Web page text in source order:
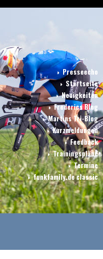
Presseecho
Startseite
Neuigkeiten
Frederics Blog
Martins Tri-Blog
Kurzmeldungen
Feedback
Trainingspläne
Termine
funkfamily.de classic